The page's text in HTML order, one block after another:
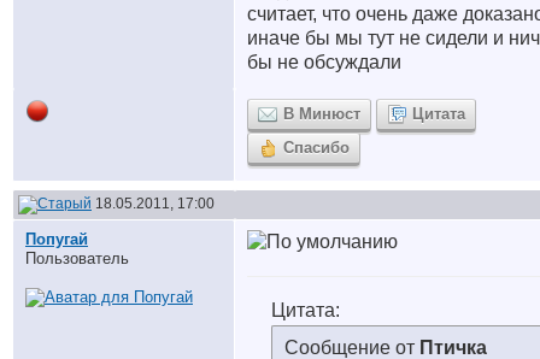
считает, что очень даже
иначе бы мы тут не сидели и
бы не обсуждали
В Минюст
Цитата
Спасибо
18.05.2011, 17:00
Попугай
Пользователь
Цитата:
Сообщение от Птичка